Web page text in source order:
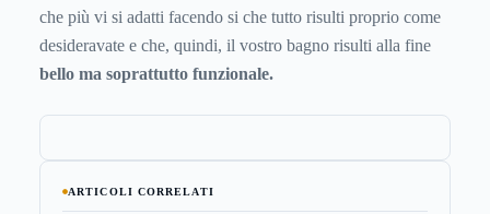
che più vi si adatti facendo si che tutto risulti proprio come
desideravate e che, quindi, il vostro bagno risulti alla fine
bello ma soprattutto funzionale.
ARTICOLI CORRELATI